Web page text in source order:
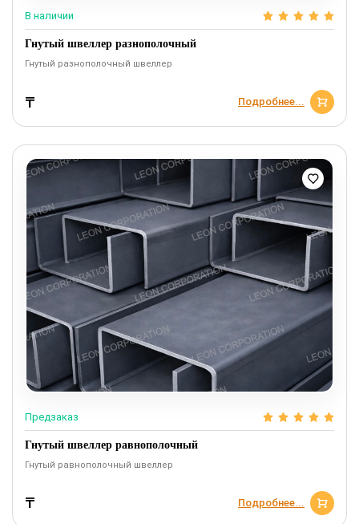
В наличии
Гнутый швеллер разнополочный
Гнутый разнополочный швеллер
₸ Подробнее...
Предзаказ
Гнутый швеллер равнополочный
Гнутый равнополочный швеллер
₸ Подробнее...